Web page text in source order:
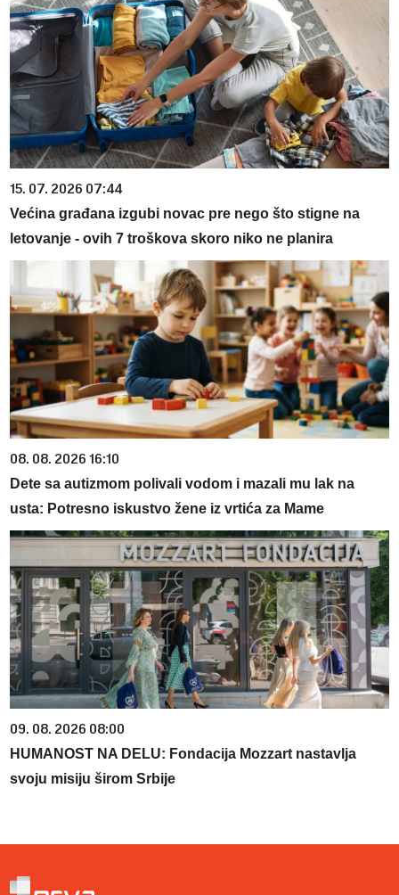
15. 07. 2026 07:44
Većina građana izgubi novac pre nego što stigne na
letovanje - ovih 7 troškova skoro niko ne planira
08. 08. 2026 16:10
Dete sa autizmom polivali vodom i mazali mu lak na
usta: Potresno iskustvo žene iz vrtića za Mame
09. 08. 2026 08:00
HUMANOST NA DELU: Fondacija Mozzart nastavlja
svoju misiju širom Srbije